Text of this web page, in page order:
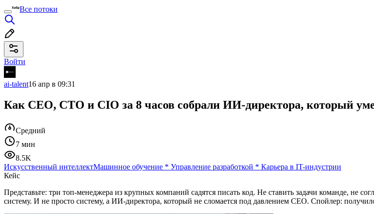
Все потоки
Войти
ai-talent16 апр в 09:31
Как CEO, CTO и CIO за 8 часов собрали ИИ-директора, который
Средний
7 мин
8.5K
Искусственный интеллектМашинное обучение * Управление разработкой * Карьера в IT-индустрии
Кейс
Представьте: три топ-менеджера из крупных компаний садятся писать код. Не ставить задачи команде, не
систему. И не просто систему, а ИИ-директора, который не сломается под давлением CEO. Спойлер: